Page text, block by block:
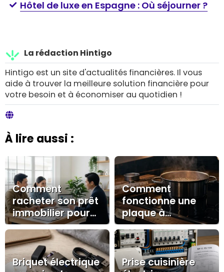
Hôtel de luxe en Espagne : Où séjourner ?
La rédaction Hintigo
Hintigo est un site d'actualités financières. Il vous
aide à trouver la meilleure solution financière pour
votre besoin et à économiser au quotidien !
À lire aussi :
Comment
racheter son prêt
immobilier pour
réaliser des
économies
durables ?
Comment
fonctionne une
plaque à
induction ? 25
kHz, test de
l’aimant et
casseroles
Briquet électrique
Prise cuisinière